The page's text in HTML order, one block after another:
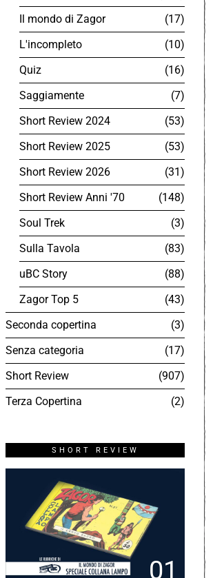
Il mondo di Zagor
17
L'incompleto
10
Quiz
16
Saggiamente
7
Short Review 2024
53
Short Review 2025
53
Short Review 2026
31
Short Review Anni '70
148
Soul Trek
3
Sulla Tavola
83
uBC Story
88
Zagor Top 5
43
Seconda copertina
3
Senza categoria
17
Short Review
907
Terza Copertina
2
SHORT REVIEW
01